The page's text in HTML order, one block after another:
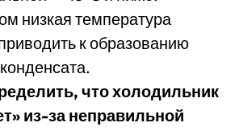
низкая температура
к образованию
что холодильник
из-за неправильной